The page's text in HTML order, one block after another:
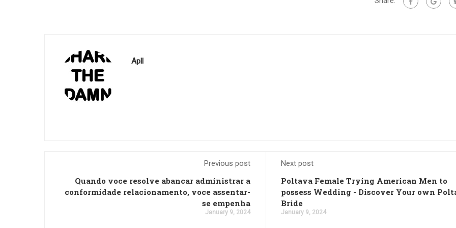
Apll
Previous post
Quando voce resolve abancar administrar a
conformidade relacionamento, voce assentar-
se empenha
January 9, 2024
Next post
Poltava Female Trying American Men to
possess Wedding - Discover Your own
Bride
January 9, 2024